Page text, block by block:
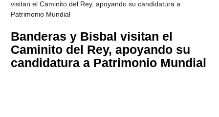
visitan el Caminito del Rey, apoyando su candidatura a
Patrimonio Mundial
Banderas y Bisbal visitan el
Caminito del Rey, apoyando su
candidatura a Patrimonio Mundial